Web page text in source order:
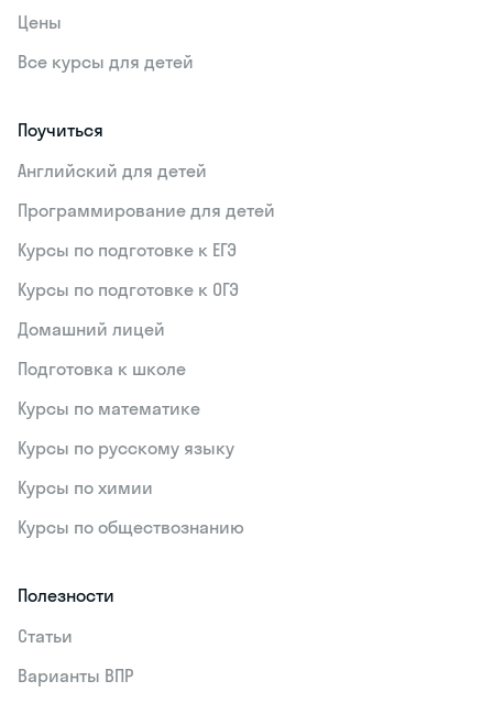
Цены
Все курсы для детей
Поучиться
Английский для детей
Программирование для детей
Курсы по подготовке к ЕГЭ
Курсы по подготовке к ОГЭ
Домашний лицей
Подготовка к школе
Курсы по математике
Курсы по русскому языку
Курсы по химии
Курсы по обществознанию
Полезности
Статьи
Варианты ВПР